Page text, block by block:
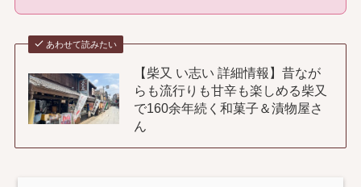
あわせて読みたい
【柴又 い志い 詳細情報】昔なが
らも流行りも甘辛も楽しめる柴又
で160余年続く和菓子＆漬物屋さ
ん